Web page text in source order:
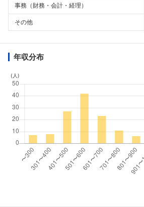
事務（財務・会計・経理）
その他
年収分布
(人)